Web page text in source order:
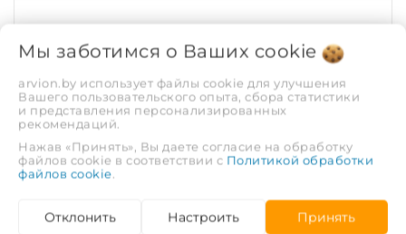
Диаметр трубы, мм. 110
Цвет
Максимальная
рабочей среды, С°
Мы заботимся о Ваших cookie
arvion.by использует файлы cookie для улучшения
Вашего пользовательского опыта, сбора статистики
и представления персонализированных
рекомендаций.
Нажав «Принять», Вы даете согласие на обработку
файлов cookie в соответствии с Политикой обработки
файлов cookie
Отклонить Настроить Принять